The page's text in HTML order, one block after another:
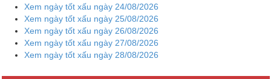
Xem ngày tốt xấu ngày 24/08/2026
Xem ngày tốt xấu ngày 25/08/2026
Xem ngày tốt xấu ngày 26/08/2026
Xem ngày tốt xấu ngày 27/08/2026
Xem ngày tốt xấu ngày 28/08/2026